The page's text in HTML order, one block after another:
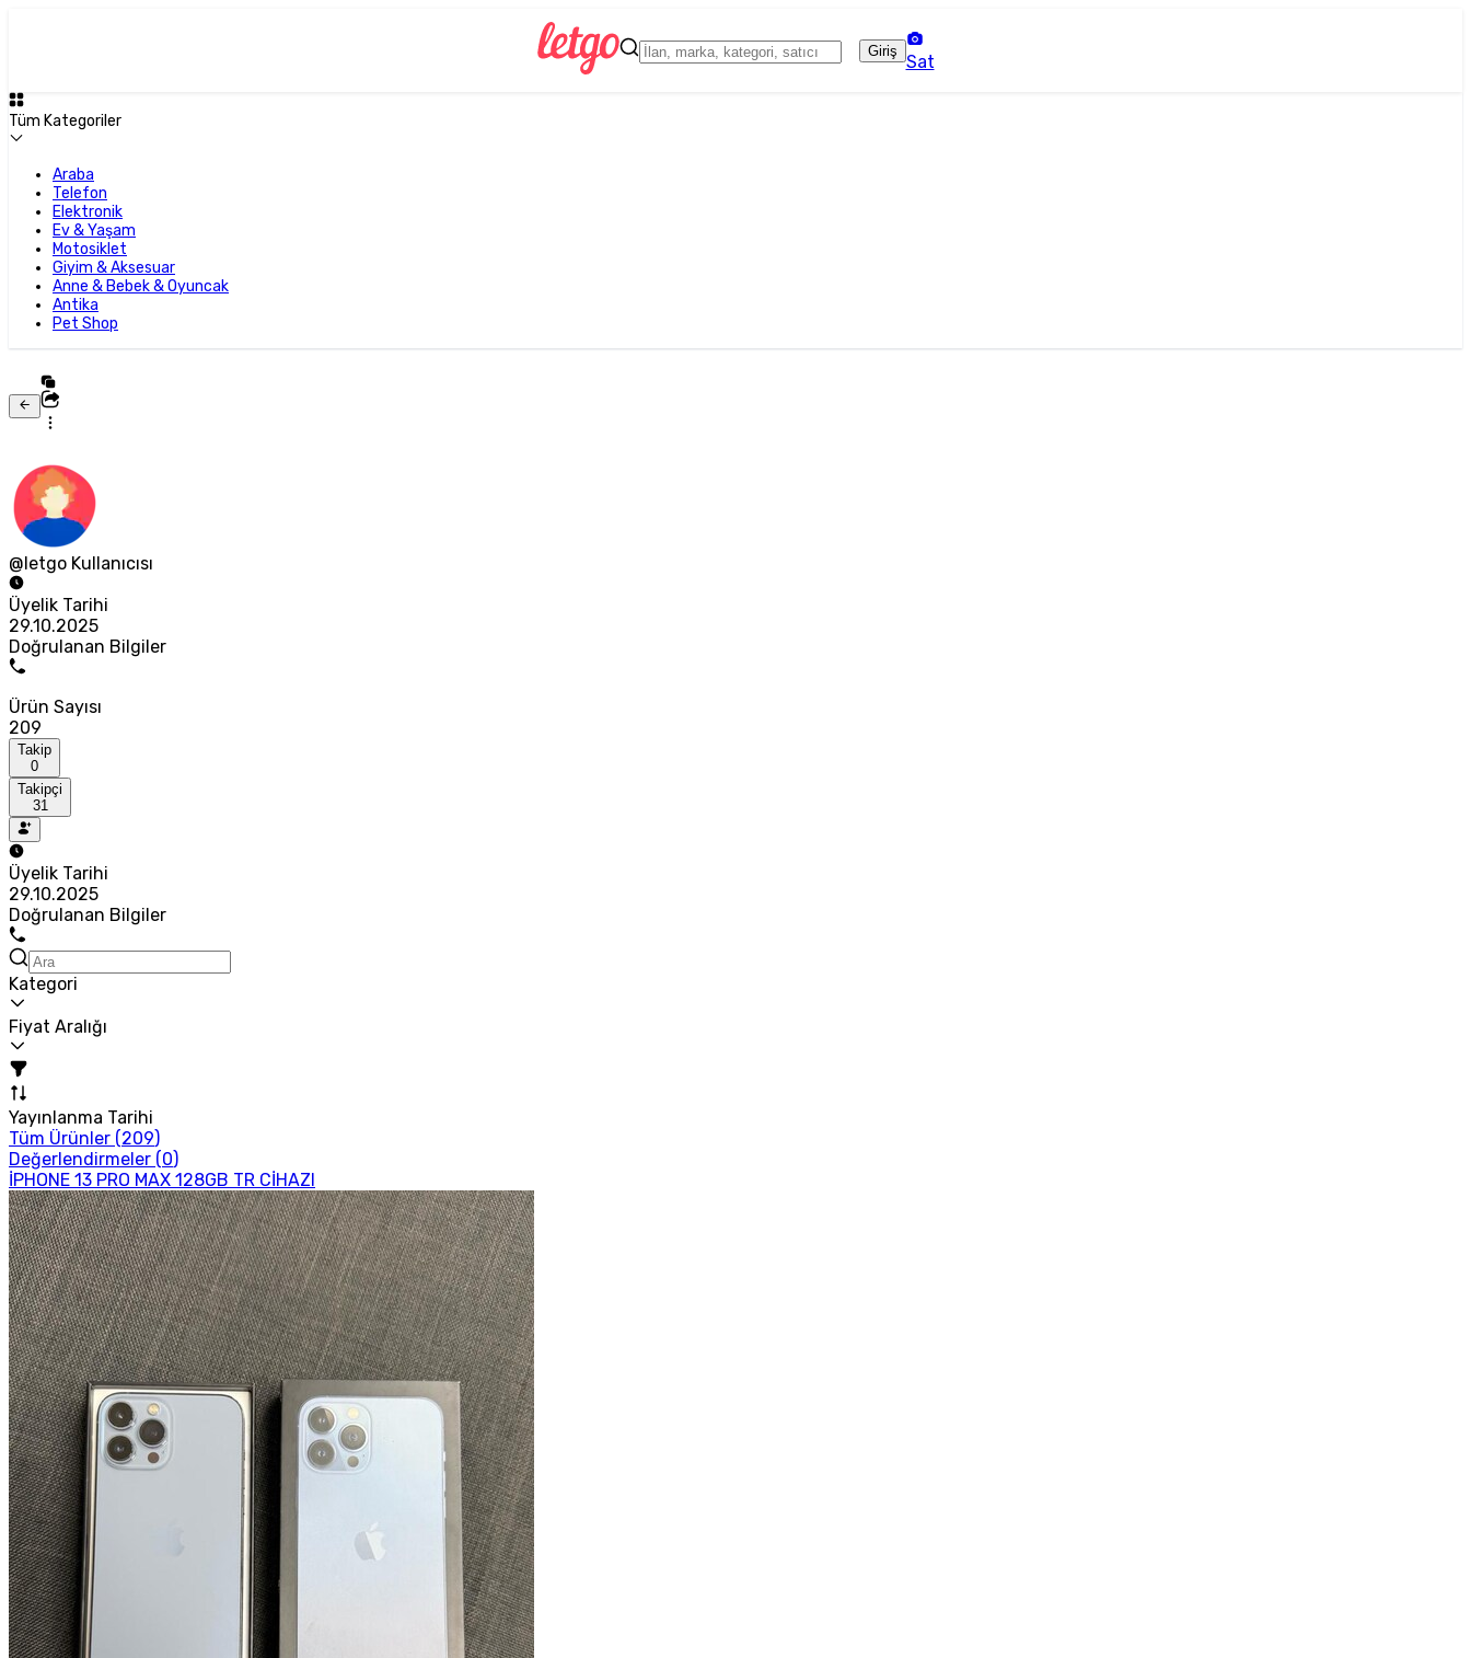
Giriş
Sat
Tüm Kategoriler
Araba
Telefon
Elektronik
Ev & Yaşam
Motosiklet
Giyim & Aksesuar
Anne & Bebek & Oyuncak
Antika
Pet Shop
@letgo Kullanıcısı
Üyelik Tarihi
29.10.2025
Doğrulanan Bilgiler
Ürün Sayısı
209
Takip
0
Takipçi
31
Üyelik Tarihi
29.10.2025
Doğrulanan Bilgiler
Kategori
Fiyat Aralığı
Yayınlanma Tarihi
Tüm Ürünler (209)
Değerlendirmeler (0)
İPHONE 13 PRO MAX 128GB TR CİHAZI